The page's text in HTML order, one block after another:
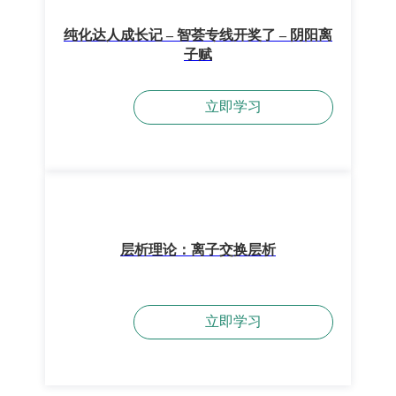
纯化达人成长记 – 智荟专线开奖了 – 阴阳离
子赋
立即学习
层析理论：离子交换层析
立即学习